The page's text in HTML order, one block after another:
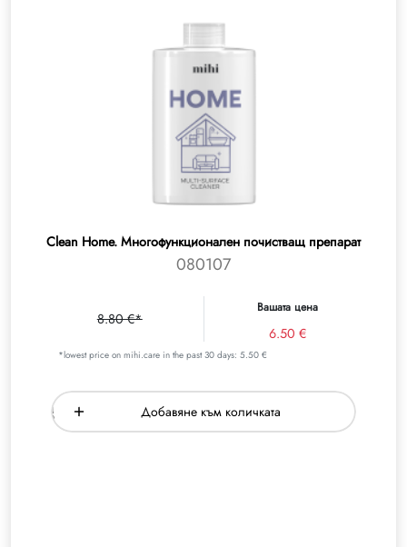
Clean Home. Многофункционален почистващ препарат
080107
8.80 €*
Вашата цена
6.50 €
*lowest price on mihi.care in the past 30 days: 5.50 €
Добавяне към количката